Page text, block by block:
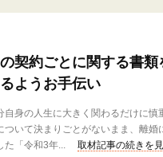
契約ごとに関する書
ようお手伝い
身の人生に大きく関わるだけに慎
ついて決まりごとがないまま、離婚
「令和3年...
取材記事の続きを